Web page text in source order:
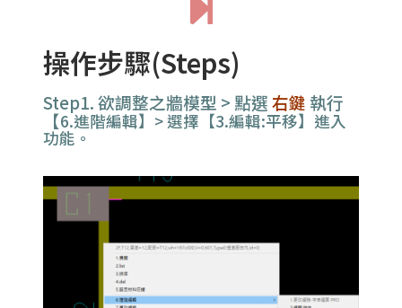
操作步驟(Steps)
Step1. 欲調整之牆模型 > 點選右鍵 執行
【6.進階編輯】 > 選擇【3.編輯:平移】進入
功能。